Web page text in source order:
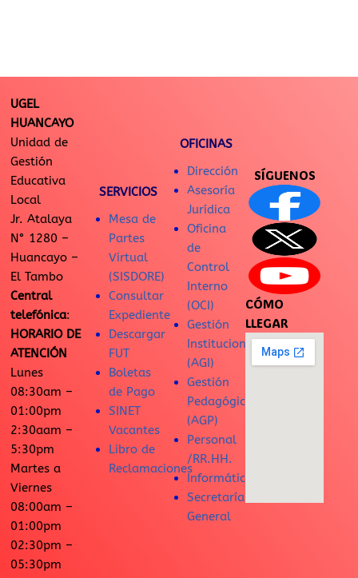
UGEL
HUANCAYO
Unidad de
Gestión
Educativa
Local
Jr. Atalaya
N° 1280 –
Huancayo –
El Tambo
Central
telefónica:
HORARIO DE
ATENCIÓN
Lunes
08:30am –
01:00pm
2:30aam –
5:30pm
Martes a
Viernes
08:00am –
01:00pm
02:30pm –
05:30pm
SERVICIOS
Mesa de
Partes
Virtual
(SISDORE)
Consultar
Expediente
Descargar
FUT
Boletas
de Pago
SINET
Vacantes
Libro de
Reclamaciones
OFICINAS
Dirección
Asesoría
Jurídica
Oficina
de
Control
Interno
(OCI)
Gestión
Institucional
(AGI)
Gestión
Pedagógica
(AGP)
Personal
/RR.HH.
Informática
Secretaría
General
SÍGUENOS
CÓMO
LLEGAR